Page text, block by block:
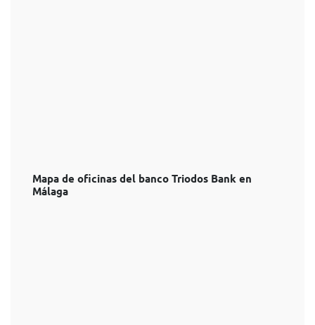
Mapa de oficinas del banco Triodos Bank en
Málaga